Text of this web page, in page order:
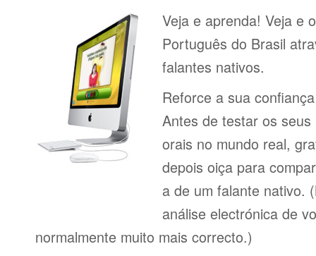
Veja e aprenda! Veja e
Português do Brasil
falantes nativos.
Reforce a sua
Antes de testar os
orais no mundo real,
depois oiça para
a de um falante nativo.
análise electrónica de
normalmente muito mais correcto.)